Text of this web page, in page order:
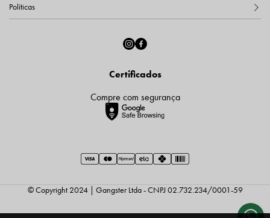
Certificados
Compre com segurança
Políticas
© Copyright 2024 | Gangster Ltda - CNPJ 02.732.234/0001-59